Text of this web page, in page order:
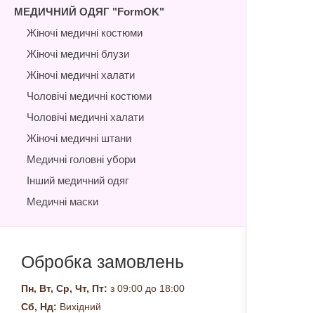
МЕДИЧНИЙ ОДЯГ "FormOK"
Жіночі медичні костюми
Жіночі медичні блузи
Жіночі медичні халати
Чоловічі медичні костюми
Чоловічі медичні халати
Жіночі медичні штани
Медичні головні убори
Інший медичний одяг
Медичні маски
Обробка замовлень
Пн, Вт, Ср, Чт, Пт: з 09:00 до 18:00
Сб, Нд: Вихідний